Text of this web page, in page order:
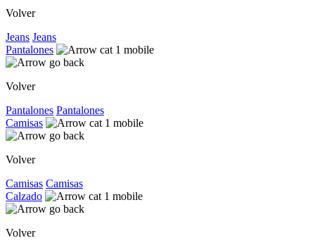
Volver
Jeans Jeans
Pantalones
Volver
Pantalones Pantalones
Camisas
Volver
Camisas Camisas
Calzado
Volver